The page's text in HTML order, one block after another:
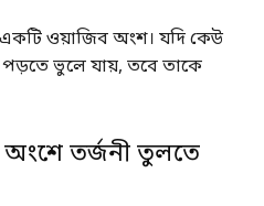
একটি ওয়াজিব অংশ। যদি কেউ
পড়তে ভুলে যায়, তবে তাকে
অংশে তর্জনী তুলতে